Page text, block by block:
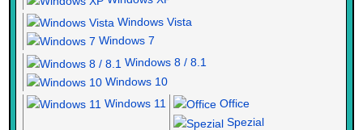
Windows Vista
Windows 7
Windows 8 / 8.1
Windows 10
Windows 11
Office
Spezial